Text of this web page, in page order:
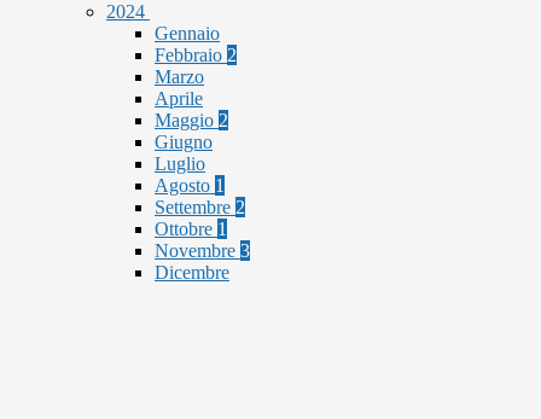
2024
Gennaio
Febbraio 2
Marzo
Aprile
Maggio 2
Giugno
Luglio
Agosto 1
Settembre 2
Ottobre 1
Novembre 3
Dicembre